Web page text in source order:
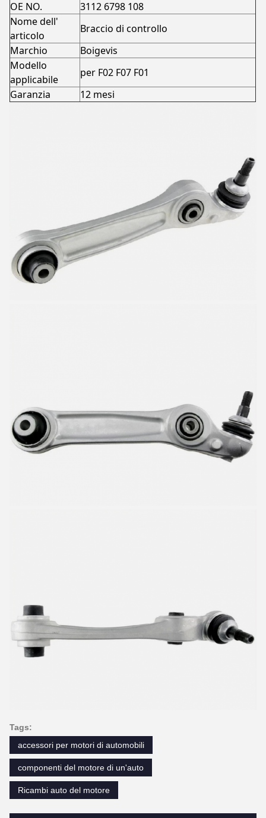
OE NO.
3112 6798 108
Nome dell'
articolo
Braccio di controllo
Marchio
Boigevis
Modello
applicabile
per F02 F07 F01
Garanzia
12 mesi
Tags:
accessori per motori di automobili
componenti del motore di un'auto
Ricambi auto del motore